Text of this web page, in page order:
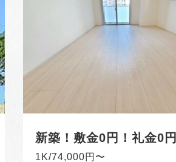
新築！敷金0円！礼金0円
1K/74,000円〜